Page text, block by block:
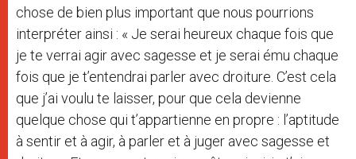
chose de bien plus important que nous pourrions
interpréter ainsi : « Je serai heureux chaque fois que
je te verrai agir avec sagesse et je serai ému chaque
fois que je t’entendrai parler avec droiture. C’est cela
que j’ai voulu te laisser, pour que cela devienne
quelque chose qui t’appartienne en propre : l’aptitude
à sentir et à agir, à parler et à juger avec sagesse et